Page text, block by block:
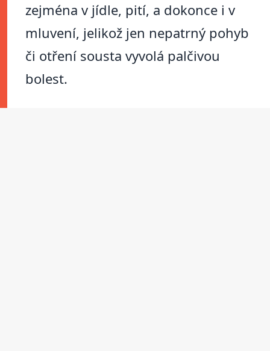
zejména v jídle, pití, a dokonce i v
mluvení, jelikož jen nepatrný pohyb
či otření sousta vyvolá palčivou
bolest.